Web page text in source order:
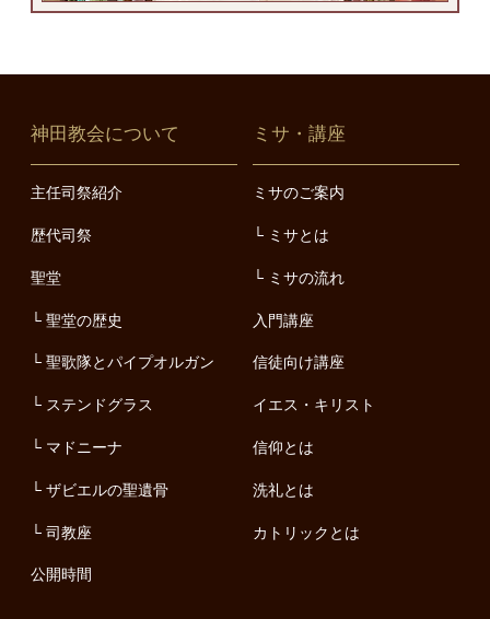
神田教会について
主任司祭紹介
歴代司祭
聖堂
聖堂の歴史
聖歌隊とパイプオルガン
ステンドグラス
マドニーナ
ザビエルの聖遺骨
司教座
公開時間
ミサ・講座
ミサのご案内
ミサとは
ミサの流れ
入門講座
信徒向け講座
イエス・キリスト
信仰とは
洗礼とは
カトリックとは